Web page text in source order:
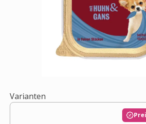
Varianten